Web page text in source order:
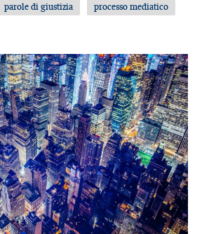
parole di giustizia processo mediatico